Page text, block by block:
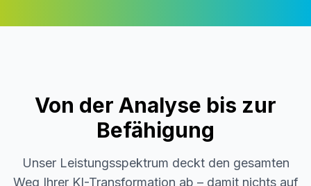
Von der Analyse bis zur
Befähigung
Unser Leistungsspektrum deckt den gesamten
Weg Ihrer KI-Transformation ab – damit nichts auf